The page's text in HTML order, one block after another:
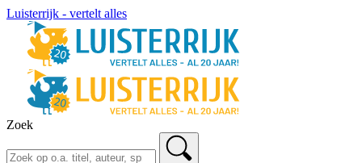
Luisterrijk - vertelt alles
Zoek